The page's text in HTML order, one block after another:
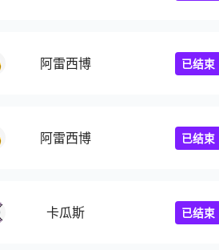
阿雷西博 已结束
阿雷西博 已结束
卡瓜斯 已结束